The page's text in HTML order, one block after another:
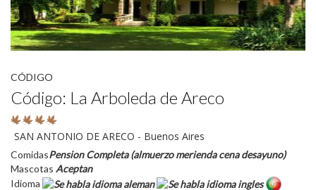
CÓDIGO
Código: La Arboleda de Areco
SAN ANTONIO DE ARECO - Buenos Aires
ComidasPension Completa (almuerzo merienda cena desayuno)
Mascotas Aceptan
Idioma